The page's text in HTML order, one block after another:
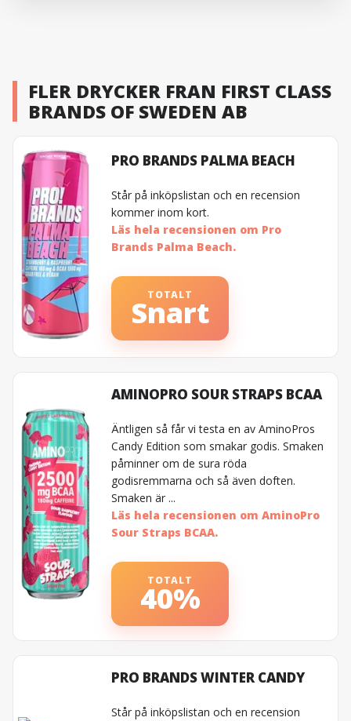
FLER DRYCKER FRAN FIRST CLASS
BRANDS OF SWEDEN AB
PRO BRANDS PALMA BEACH
Står på inköpslistan och en recension
kommer inom kort.
Läs hela recensionen om Pro
Brands Palma Beach.
TOTALT
Snart
AMINOPRO SOUR STRAPS BCAA
Äntligen så får vi testa en av AminoPros
Candy Edition som smakar godis. Smaken
påminner om de sura röda
godisremmarna och så även doften.
Smaken är ...
Läs hela recensionen om AminoPro
Sour Straps BCAA.
TOTALT
40%
PRO BRANDS WINTER CANDY
Står på inköpslistan och en recension